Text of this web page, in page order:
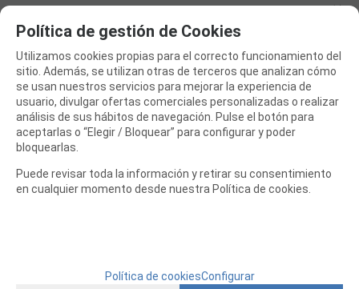
BATERIAS Y CARGADORES
JUEGOS MESA, CONSTRUCCION, PUZZLES
FILAMENTO IMPRESORA 3D
MOTORES Y ACCESORIOS
CURSOS Y TALLERES
ACCESORIOS, HERRAMIENTAS, PINTURAS, MATERIALES
MAQUETAS ESTÁTICAS Y COLECCIÓN
Política de gestión de Cookies
Utilizamos cookies propias para el correcto funcionamiento del
sitio. Además, se utilizan otras de terceros que analizan cómo
se usan nuestros servicios para mejorar la experiencia de
usuario, divulgar ofertas comerciales personalizadas o realizar
análisis de sus hábitos de navegación. Pulse el botón para
aceptarlas o “Elegir / Bloquear” para configurar y poder
bloquearlas.
Puede revisar toda la información y retirar su consentimiento
en cualquier momento desde nuestra Política de cookies.
Política de cookiesConfigurar